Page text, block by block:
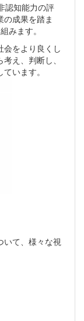
認知能力の評
成果を踏ま
みます。
をより良くし
え、判断し、
います。
いて、様々な視